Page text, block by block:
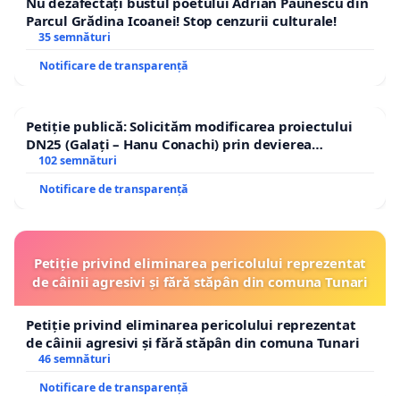
Parcul Grădina Icoanei! Stop cenzurii culturale!
35 semnături
Notificare de transparență
Petiție publică: Solicităm modificarea proiectului
DN25 (Galați – Hanu Conachi) prin devierea
traseului în afara localităților!
102 semnături
Notificare de transparență
Petiție privind eliminarea pericolului reprezentat
de câinii agresivi și fără stăpân din comuna Tunari
Petiție privind eliminarea pericolului reprezentat
de câinii agresivi și fără stăpân din comuna Tunari
46 semnături
Notificare de transparență